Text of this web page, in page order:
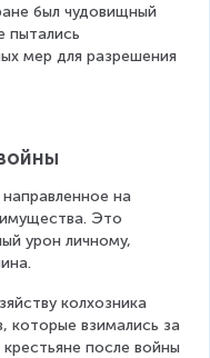
был чудовищный
пытались
мер для разрешения
на
Это
урон личному,
колхозника
которые взимались за
после войны